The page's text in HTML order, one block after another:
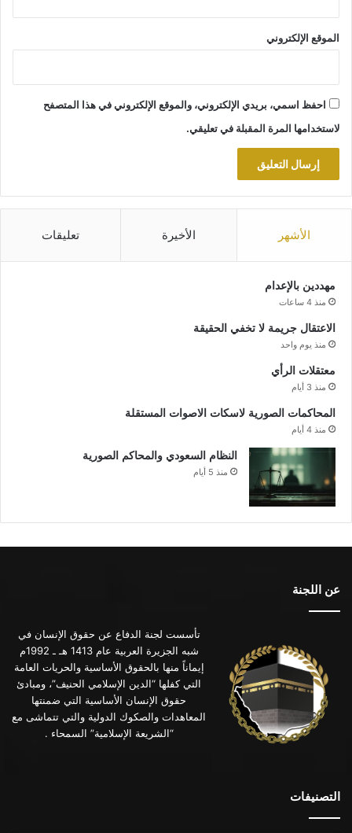
الموقع الإلكتروني
احفظ اسمي، بريدي الإلكتروني، والموقع الإلكتروني في هذا المتصفح
لاستخدامها المرة المقبلة في تعليقي.
الأشهر الأخيرة تعليقات
مهددين بالإعدام
منذ 4 ساعات
الاعتقال جريمة لا تخفي الحقيقة
منذ يوم واحد
معتقلات الرأي
منذ 3 أيام
المحاكمات الصورية لاسكات الاصوات المستقلة
منذ 4 أيام
النظام السعودي والمحاكم الصورية
منذ 5 أيام
عن اللجنة
تأسست لجنة الدفاع عن حقوق الإنسان في
شبه الجزيرة العربية عام 1413 هـ ـ 1992م
إيماناً منها بالحقوق الأساسية والحريات العامة
التي كفلها “الدين الإسلامي الحنيف”، ومبادئ
حقوق الإنسان الأساسية التي ضمنتها
المعاهدات والصكوك الدولية والتي تتماشى مع
“الشريعة الإسلامية” السمحاء .
التصنيفات